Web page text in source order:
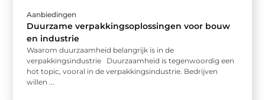
Aanbiedingen
Duurzame verpakkingsoplossingen voor bouw
en industrie
Waarom duurzaamheid belangrijk is in de
verpakkingsindustrie Duurzaamheid is tegenwoordig een
hot topic, vooral in de verpakkingsindustrie. Bedrijven
willen ...